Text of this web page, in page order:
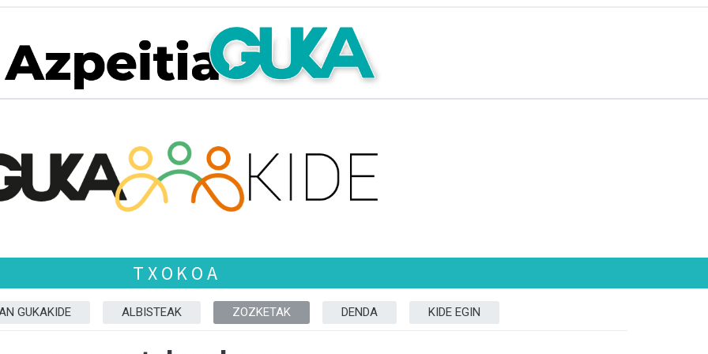
TXOKOA
GUKAKIDE ALBISTEAK ZOZKETAK DENDA KIDE EGIN